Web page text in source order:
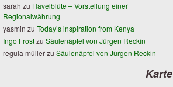
sarah zu Havelblüte – Vorstellung einer
Regionalwährung
yasmin zu Today’s inspiration from Kenya
Ingo Frostzu Säulenäpfel von Jürgen Reckin
regula müllerzu Säulenäpfel von Jürgen Reckin
Karte